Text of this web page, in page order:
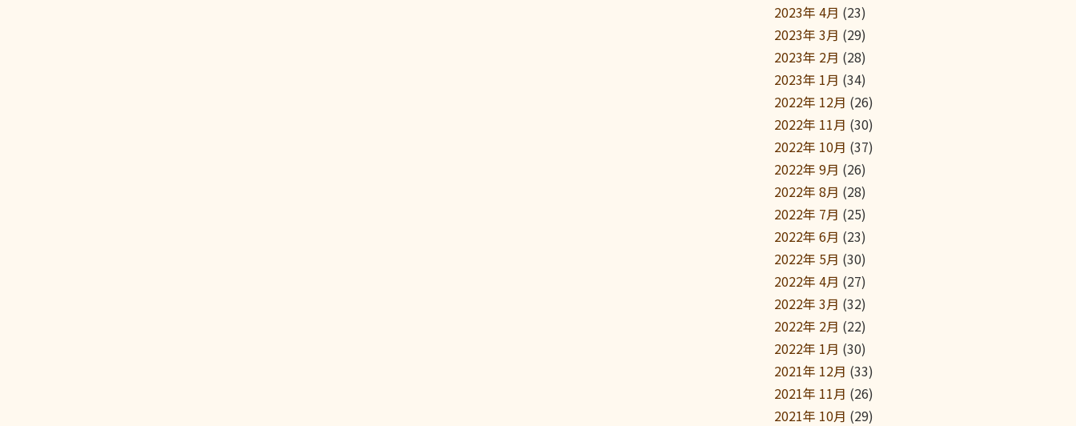
2023年 4月 (23)
2023年 3月 (29)
2023年 2月 (28)
2023年 1月 (34)
2022年 12月 (26)
2022年 11月 (30)
2022年 10月 (37)
2022年 9月 (26)
2022年 8月 (28)
2022年 7月 (25)
2022年 6月 (23)
2022年 5月 (30)
2022年 4月 (27)
2022年 3月 (32)
2022年 2月 (22)
2022年 1月 (30)
2021年 12月 (33)
2021年 11月 (26)
2021年 10月 (29)